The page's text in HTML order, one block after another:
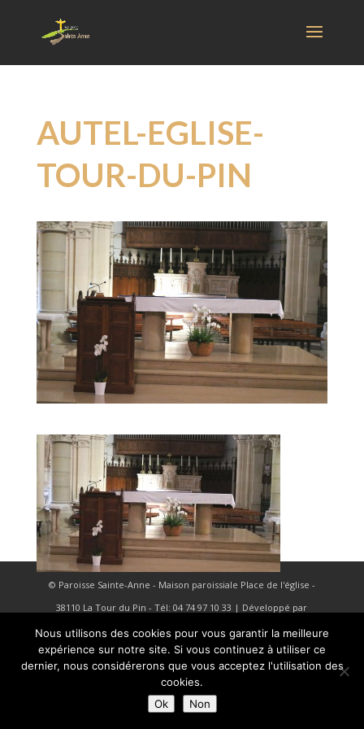
AUTEL-EGLISE-
TOUR-DU-PIN
© Paroisse Sainte-Anne - Maison paroissiale Place de l'église -
38110 La Tour du Pin - Tél: 04 74 97 10 33 | Développé par
HyppoWeb|Mentions Légales
Nous utilisons des cookies pour vous garantir la meilleure
expérience sur notre site. Si vous continuez à utiliser ce
dernier, nous considérerons que vous acceptez l'utilisation des
cookies.
Ok
Non